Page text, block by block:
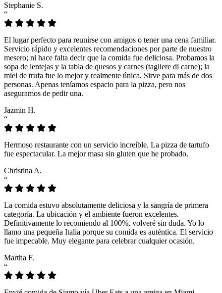
Stephanie S.
“
El lugar perfecto para reunirse con amigos o tener una cena familiar.
Servicio rápido y excelentes recomendaciones por parte de nuestro
mesero; ni hace falta decir que la comida fue deliciosa. Probamos la
sopa de lentejas y la tabla de quesos y carnes (tagliere di carne); la
miel de trufa fue lo mejor y realmente única. Sirve para más de dos
personas. Apenas teníamos espacio para la pizza, pero nos
aseguramos de pedir una.
Jazmin H.
“
Hermoso restaurante con un servicio increíble. La pizza de tartufo
fue espectacular. La mejor masa sin gluten que he probado.
Christina A.
“
La comida estuvo absolutamente deliciosa y la sangría de primera
categoría. La ubicación y el ambiente fueron excelentes.
Definitivamente lo recomiendo al 100%, volveré sin duda. Yo lo
llamo una pequeña Italia porque su comida es auténtica. El servicio
fue impecable. Muy elegante para celebrar cualquier ocasión.
Martha F.
“